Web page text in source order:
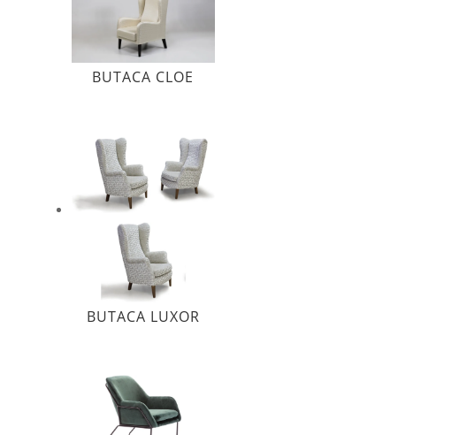
BUTACA CLOE
BUTACA LUXOR